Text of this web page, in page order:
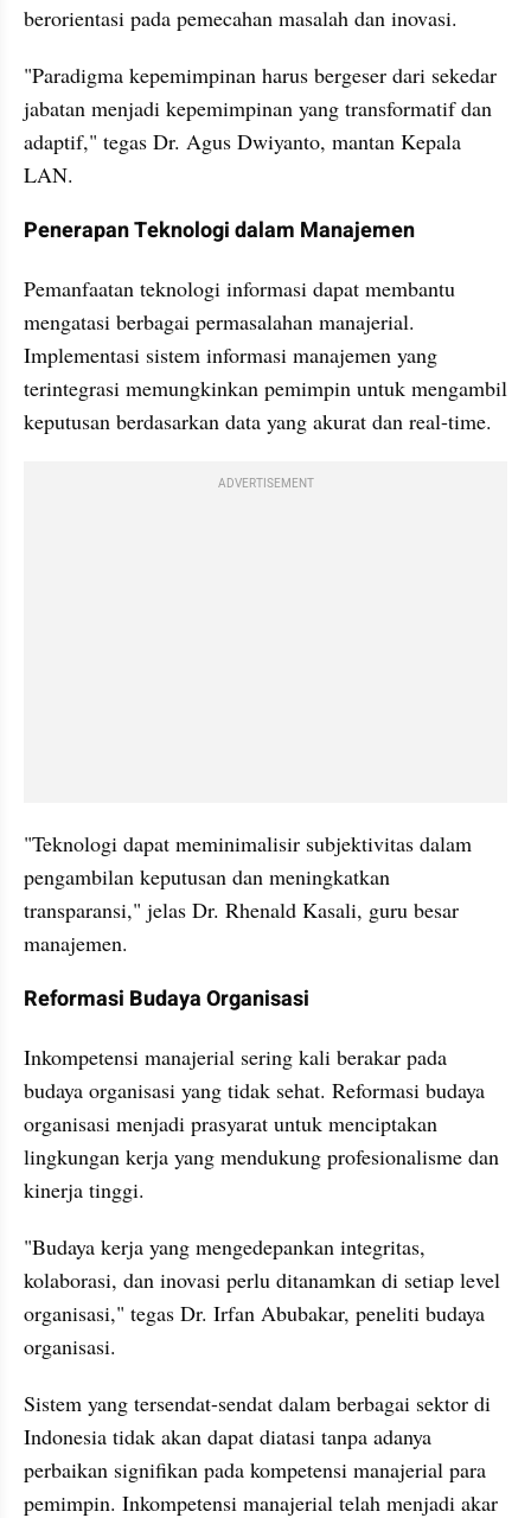
berorientasi pada pemecahan masalah dan inovasi.
"Paradigma kepemimpinan harus bergeser dari sekedar
jabatan menjadi kepemimpinan yang transformatif dan
adaptif," tegas Dr. Agus Dwiyanto, mantan Kepala
LAN.
Penerapan Teknologi dalam Manajemen
Pemanfaatan teknologi informasi dapat membantu
mengatasi berbagai permasalahan manajerial.
Implementasi sistem informasi manajemen yang
terintegrasi memungkinkan pemimpin untuk mengambil
keputusan berdasarkan data yang akurat dan real-time.
ADVERTISEMENT
"Teknologi dapat meminimalisir subjektivitas dalam
pengambilan keputusan dan meningkatkan
transparansi," jelas Dr. Rhenald Kasali, guru besar
manajemen.
Reformasi Budaya Organisasi
Inkompetensi manajerial sering kali berakar pada
budaya organisasi yang tidak sehat. Reformasi budaya
organisasi menjadi prasyarat untuk menciptakan
lingkungan kerja yang mendukung profesionalisme dan
kinerja tinggi.
"Budaya kerja yang mengedepankan integritas,
kolaborasi, dan inovasi perlu ditanamkan di setiap level
organisasi," tegas Dr. Irfan Abubakar, peneliti budaya
organisasi.
Sistem yang tersendat-sendat dalam berbagai sektor di
Indonesia tidak akan dapat diatasi tanpa adanya
perbaikan signifikan pada kompetensi manajerial para
pemimpin. Inkompetensi manajerial telah menjadi akar